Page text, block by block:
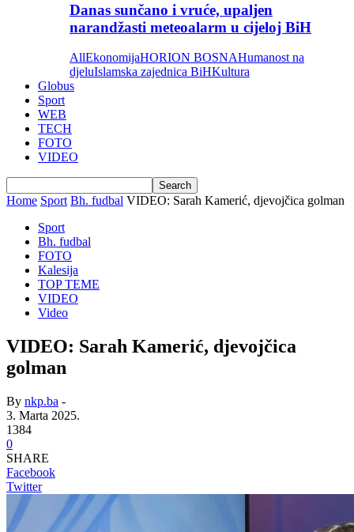
Danas sunčano i vruće, upaljen
narandžasti meteoalarm u cijeloj BiH
AllEkonomijaHORION BOSNAHumanost na
djeluIslamska zajednica BiHKultura
Globus
Sport
WEB
TECH
FOTO
VIDEO
Home Sport Bh. fudbal VIDEO: Sarah Kamerić, djevojčica golman
Sport
Bh. fudbal
FOTO
Kalesija
TOP TEME
VIDEO
Video
VIDEO: Sarah Kamerić, djevojčica
golman
By nkp.ba -
3. Marta 2025.
1384
0
SHARE
Facebook
Twitter